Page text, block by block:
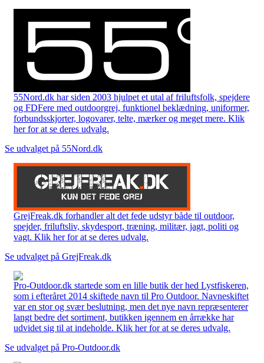
55Nord.dk har siden 2003 hjulpet et utal af friluftsfolk, spejdere
og FDFere med outdoorgrej, funktionel beklædning, uniformer,
forbundsskjorter, logovarer, telte, mærker og meget mere. Klik
her for at se deres udvalg.
Se udvalget på 55Nord.dk
GrejFreak.dk forhandler alt det fede udstyr både til outdoor,
spejder, friluftsliv, skydesport, træning, militær, jagt, politi og
vagt. Klik her for at se deres udvalg.
Se udvalget på GrejFreak.dk
Pro-Outdoor.dk startede som en lille butik der hed Lystfiskeren,
som i efteråret 2014 skiftede navn til Pro Outdoor. Navneskiftet
var en stor og svær beslutning, men det nye navn repræsenterer
langt bedre det sortiment, butikken igennem en årrække har
udvidet sig til at indeholde. Klik her for at se deres udvalg.
Se udvalget på Pro-Outdoor.dk